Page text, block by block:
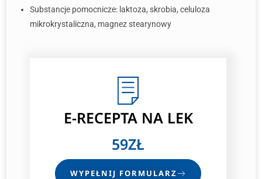
Substancje pomocnicze: laktoza, skrobia, celuloza
mikrokrystaliczna, magnez stearynowy
E-RECEPTANA LEK
59ZŁ
WYPEŁNIJ FORMULARZ